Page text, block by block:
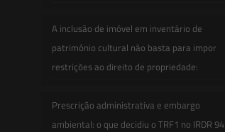
A inclusão de imóvel em inventário de
patrimônio cultural não basta para impor
restrições ao direito de propriedade:
Prescrição administrativa e embargo
ambiental: o que decidiu o TRF1 no IRDR 94